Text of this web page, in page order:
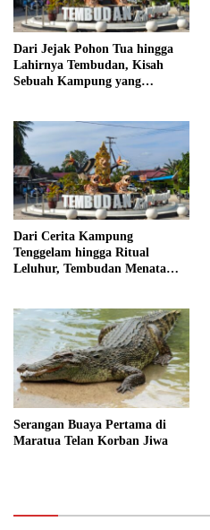
Dari Jejak Pohon Tua hingga
Lahirnya Tembudan, Kisah
Sebuah Kampung yang
Dari Cerita Kampung
Tenggelam hingga Ritual
Leluhur, Tembudan Menata
Serangan Buaya Pertama di
Maratua Telan Korban Jiwa